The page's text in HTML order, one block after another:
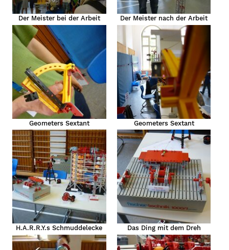
Der Meister bei der Arbeit Der Meister nach der Arbeit
Geometers Sextant Geometers Sextant
H.A.R.R.Y.s Schmuddelecke Das Ding mit dem Dreh